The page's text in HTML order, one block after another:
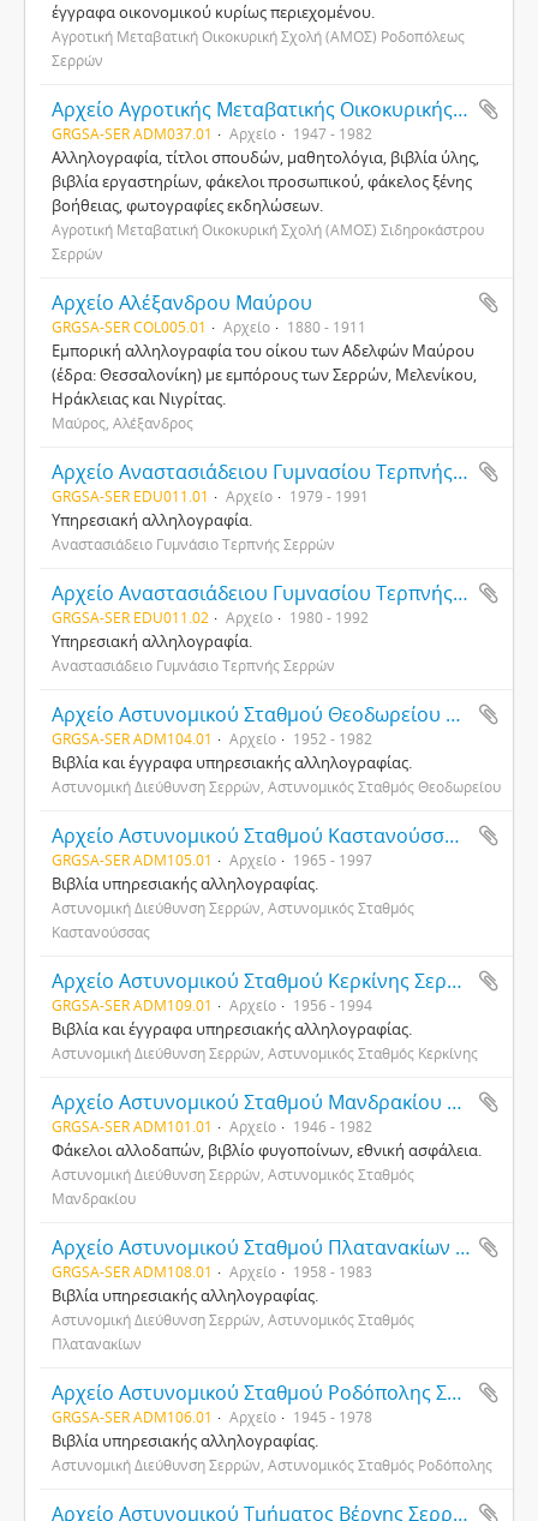
έγγραφα οικονομικού κυρίως περιεχομένου.
Αγροτική Μεταβατική Οικοκυρική Σχολή (ΑΜΟΣ) Ροδοπόλεως
Σερρών
Αρχείο Αγροτικής Μεταβατικής Οικοκυρικής Σχολής Σιδηροκάστρου Σερρών
GRGSA-SER ADM037.01 Αρχείο 1947 - 1982
Αλληλογραφία, τίτλοι σπουδών, μαθητολόγια, βιβλία ύλης,
βιβλία εργαστηρίων, φάκελοι προσωπικού, φάκελος ξένης
βοήθειας, φωτογραφίες εκδηλώσεων.
Αγροτική Μεταβατική Οικοκυρική Σχολή (ΑΜΟΣ) Σιδηροκάστρου
Σερρών
Αρχείο Αλέξανδρου Μαύρου
GRGSA-SER COL005.01 Αρχείο 1880 - 1911
Εμπορική αλληλογραφία του οίκου των Αδελφών Μαύρου
(έδρα: Θεσσαλονίκη) με εμπόρους των Σερρών, Μελενίκου,
Ηράκλειας και Νιγρίτας.
Μαύρος, Αλέξανδρος
Αρχείο Αναστασιάδειου Γυμνασίου Τερπνής Σερρών
GRGSA-SER EDU011.01 Αρχείο 1979 - 1991
Υπηρεσιακή αλληλογραφία.
Αναστασιάδειο Γυμνάσιο Τερπνής Σερρών
Αρχείο Αναστασιάδειου Γυμνασίου Τερπνής Σερρών
GRGSA-SER EDU011.02 Αρχείο 1980 - 1992
Υπηρεσιακή αλληλογραφία.
Αναστασιάδειο Γυμνάσιο Τερπνής Σερρών
Αρχείο Αστυνομικού Σταθμού Θεοδωρείου Σερρών
GRGSA-SER ADM104.01 Αρχείο 1952 - 1982
Βιβλία και έγγραφα υπηρεσιακής αλληλογραφίας.
Αστυνομική Διεύθυνση Σερρών, Αστυνομικός Σταθμός Θεοδωρείου
Αρχείο Αστυνομικού Σταθμού Καστανούσσας Σερρών
GRGSA-SER ADM105.01 Αρχείο 1965 - 1997
Βιβλία υπηρεσιακής αλληλογραφίας.
Αστυνομική Διεύθυνση Σερρών, Αστυνομικός Σταθμός
Καστανούσσας
Αρχείο Αστυνομικού Σταθμού Κερκίνης Σερρών
GRGSA-SER ADM109.01 Αρχείο 1956 - 1994
Βιβλία και έγγραφα υπηρεσιακής αλληλογραφίας.
Αστυνομική Διεύθυνση Σερρών, Αστυνομικός Σταθμός Κερκίνης
Αρχείο Αστυνομικού Σταθμού Μανδρακίου Σερρών
GRGSA-SER ADM101.01 Αρχείο 1946 - 1982
Φάκελοι αλλοδαπών, βιβλίο φυγοποίνων, εθνική ασφάλεια.
Αστυνομική Διεύθυνση Σερρών, Αστυνομικός Σταθμός
Μανδρακίου
Αρχείο Αστυνομικού Σταθμού Πλατανακίων Σερρών
GRGSA-SER ADM108.01 Αρχείο 1958 - 1983
Βιβλία υπηρεσιακής αλληλογραφίας.
Αστυνομική Διεύθυνση Σερρών, Αστυνομικός Σταθμός
Πλατανακίων
Αρχείο Αστυνομικού Σταθμού Ροδόπολης Σερρών
GRGSA-SER ADM106.01 Αρχείο 1945 - 1978
Βιβλία υπηρεσιακής αλληλογραφίας.
Αστυνομική Διεύθυνση Σερρών, Αστυνομικός Σταθμός Ροδόπολης
Αρχείο Αστυνομικού Τμήματος Βέργης Σερρών